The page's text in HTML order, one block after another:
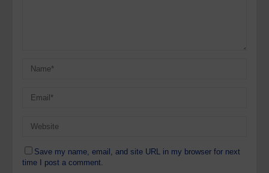
Save my name, email, and site URL in my browser for next
time I post a comment.